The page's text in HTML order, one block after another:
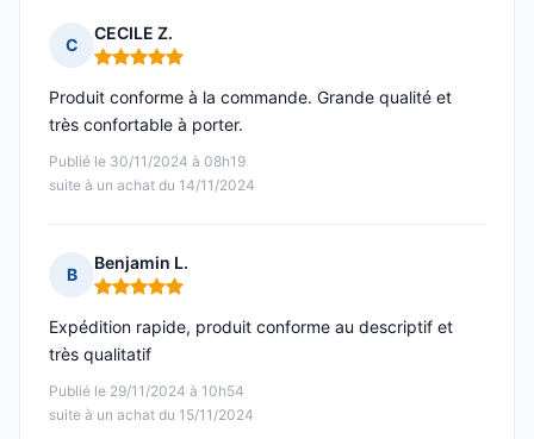
C
CECILE Z.
Note : 5 sur 5
Publié le 30/11/2024 à 08h19
suite à un achat du 14/11/2024
Produit conforme à la commande. Grande qualité et
très confortable à porter.
B
Benjamin L.
Note : 5 sur 5
Publié le 29/11/2024 à 10h54
suite à un achat du 15/11/2024
Expédition rapide, produit conforme au descriptif et
très qualitatif